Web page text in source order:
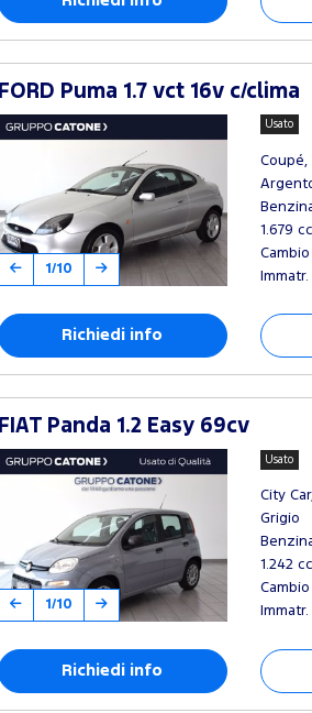
FORD Puma 1.7 vct 16v c/clima
1/10
Usato
Coupé,
1.679
Richiedi info
FIAT Panda 1.2 Easy 69cv
1/10
Usato
City
Grigio
1.242
Richiedi info